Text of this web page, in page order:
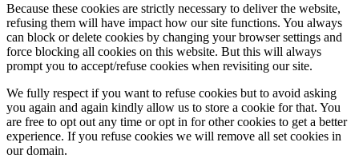
Because these cookies are strictly necessary to deliver the website,
refusing them will have impact how our site functions. You always
can block or delete cookies by changing your browser settings and
force blocking all cookies on this website. But this will always
prompt you to accept/refuse cookies when revisiting our site.
We fully respect if you want to refuse cookies but to avoid asking
you again and again kindly allow us to store a cookie for that. You
are free to opt out any time or opt in for other cookies to get a better
experience. If you refuse cookies we will remove all set cookies in
our domain.